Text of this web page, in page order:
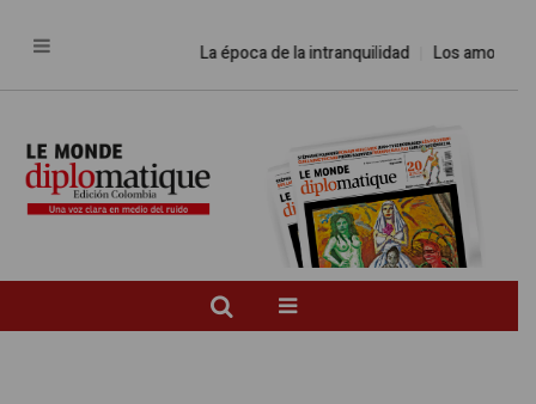
La época de la intranquilidad Los amos del